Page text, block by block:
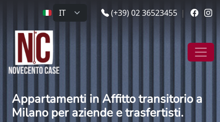
(+39) 02 36523455 |
Appartamenti in Affitto transitorio a
Milano per aziende e trasfertisti.